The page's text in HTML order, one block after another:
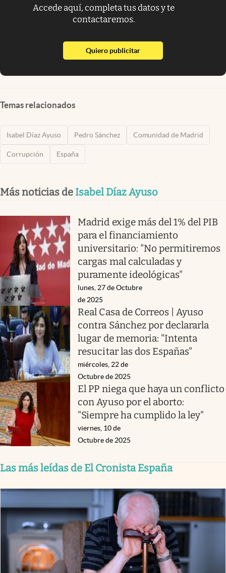
Accede aquí, completa tus datos y te
contactaremos.
Quiero publicitarabre en nueva pestaña
Temas relacionados
Isabel Díaz Ayuso Pedro Sánchez Comunidad de Madrid
Corrupción España
Más noticias de Isabel Díaz Ayuso
Madrid exige más del 1% del PIB
para el financiamiento
universitario: "No permitiremos
cargas mal calculadas y
puramente ideológicas"
lunes, 27 de Octubre
de 2025
Real Casa de Correos | Ayuso
contra Sánchez por declararla
lugar de memoria: "Intenta
resucitar las dos Españas"
miércoles, 22 de
Octubre de 2025
El PP niega que haya un conflicto
con Ayuso por el aborto:
"Siempre ha cumplido la ley"
viernes, 10 de
Octubre de 2025
Las más leídas de El Cronista España